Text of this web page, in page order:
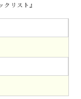
リスト』